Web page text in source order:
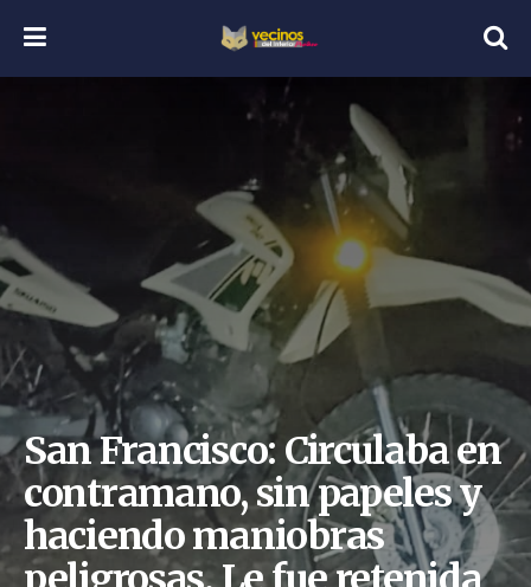
San Francisco: Circulaba en
contramano, sin papeles y
haciendo maniobras